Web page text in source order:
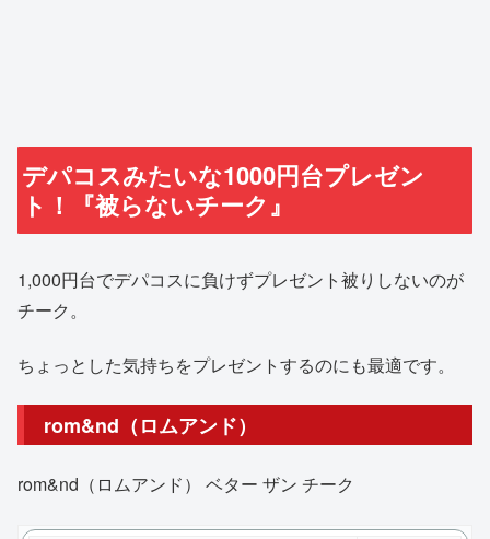
デパコスみたいな1000円台プレゼン
ト！『被らないチーク』
1,000円台でデパコスに負けずプレゼント被りしないのが
チーク。
ちょっとした気持ちをプレゼントするのにも最適です。
rom&nd（ロムアンド）
rom&nd（ロムアンド） ベター ザン チーク